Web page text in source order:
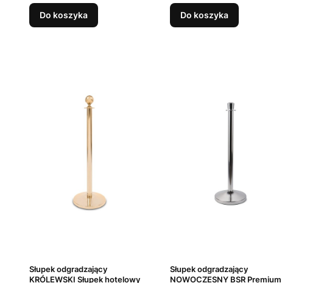
Do koszyka Do koszyka
Słupek odgradzający
KRÓLEWSKI Słupek hotelowy
Słupek odgradzający
NOWOCZESNY BSR Premium